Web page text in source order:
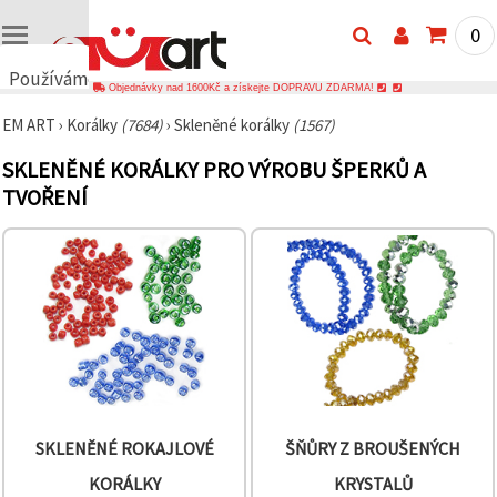
Používáme
🍪
cookies a
podobné
technologie,
fungování
zlepšili vaše
prostředí
při jeho
používání a
0
Objednávky nad 1600Kč a získejte DOPRAVU ZDARMA!
EM ART › Korálky (7684)› Skleněné korálky (1567)
SKLENĚNÉ KORÁLKY PRO VÝROBU ŠPERKŮ A
TVOŘENÍ
SKLENĚNÉ ROKAJLOVÉ
KORÁLKY
ŠŇŮRY Z BROUŠENÝCH
KRYSTALŮ